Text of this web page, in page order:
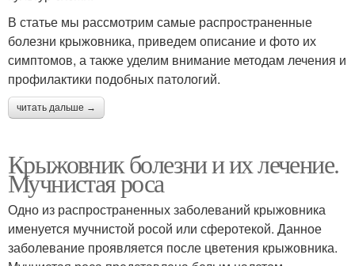
В статье мы рассмотрим самые распространенные
болезни крыжовника, приведем описание и фото их
симптомов, а также уделим внимание методам лечения и
профилактики подобных патологий.
читать дальше →
Крыжовник болезни и их лечение.
Мучнистая роса
Одно из распространенных заболеваний крыжовника
именуется мучнистой росой или сферотекой. Данное
заболевание проявляется после цветения крыжовника.